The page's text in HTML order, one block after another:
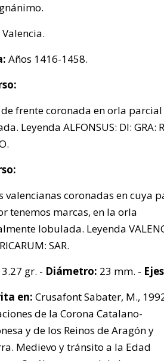
Valencia.
Años 1416-1458.
frente coronada en orla parcial
Leyenda ALFONSUS: DI: GRA:
valencianas coronadas en cuya
tenemos marcas, en la orla
lobulada. Leyenda
SAR.
3.27 gr. - Diámetro: 23 mm. -
en: Crusafont Sabater, M.,
de la Corona Catalano-
y de los Reinos de Aragón y
Medievo y tránsito a la Edad